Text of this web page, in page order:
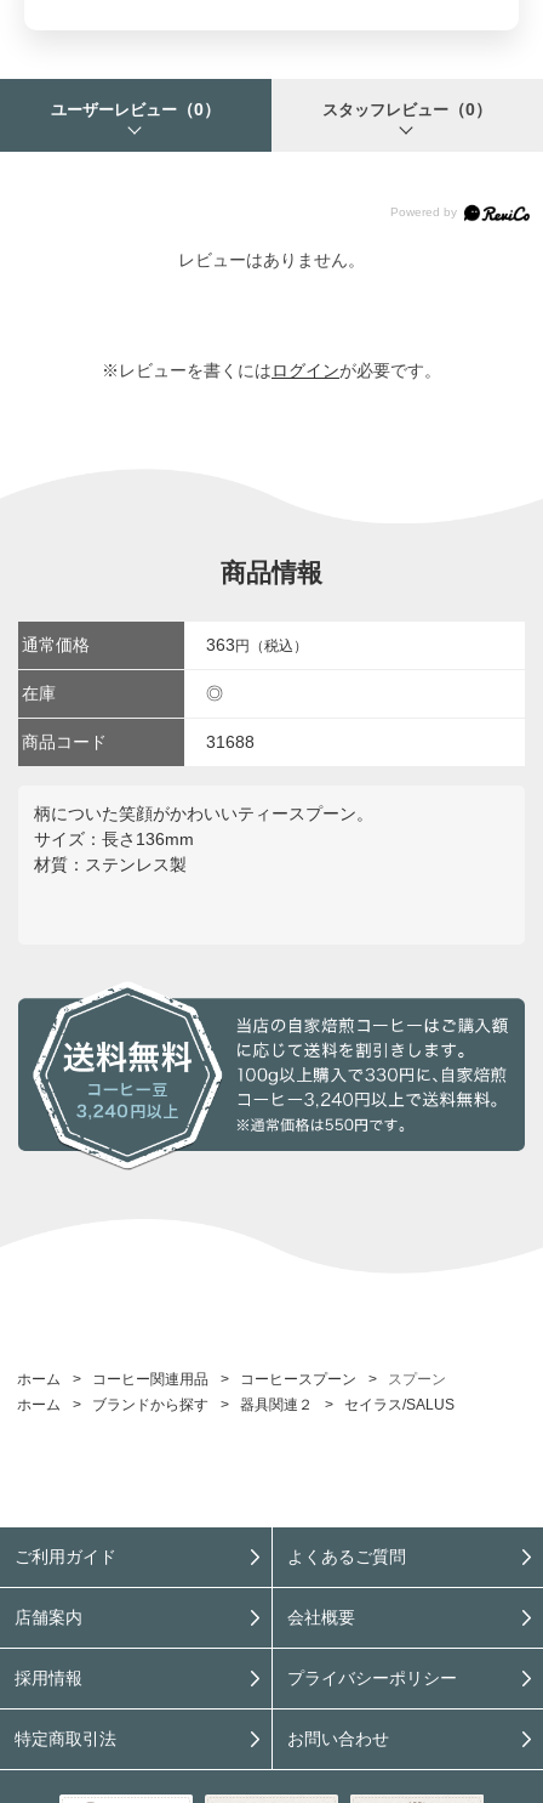
ユーザーレビュー （0） スタッフレビュー （0）
レビューはありません。
※レビューを書くにはログインが必要です。
商品情報
通常価格 363円（税込）
在庫 ◎
商品コード 31688
柄についた笑顔がかわいいティースプーン。
サイズ：長さ136mm
材質：ステンレス製
ホーム > コーヒー関連用品 > コーヒースプーン >
スプーン
ホーム
> ブランドから探す > 器具関連２ > セイラス/SALUS
ご利用ガイド よくあるご質問
店舗案内 会社概要
採用情報 プライバシーポリシー
特定商取引法 お問い合わせ